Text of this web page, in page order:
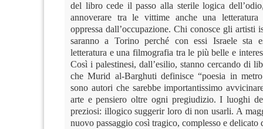
del libro cede il passo alla sterile logica
annoverare tra le vittime anche una letteratura
oppressa dall’occupazione. Chi conosce gli artisti
saranno a Torino perché con essi Israele sta
letteratura e una filmografia tra le più belle e
Così i palestinesi, dall’esilio, stanno cercando di
che Murid al-Barghuti definisce “poesia in
sono autori che sarebbe importantissimo
arte e pensiero oltre ogni pregiudizio. I luoghi
preziosi: illogico suggerir loro di non usarli. A
nuovo passaggio così tragico, complesso e delicato